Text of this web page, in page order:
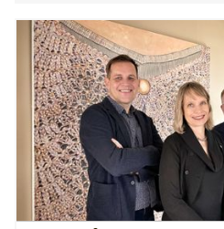
monimuotoisuuteen ja
päästölaskentaa.
tunnistamaan keskeisiä alueita,
ympäristövaikutuksiin liittyviä
tehdä: suurin luontovaikutus
ostetuista tuotteista ja
laskenta avaa uuden
ympäristövastuun